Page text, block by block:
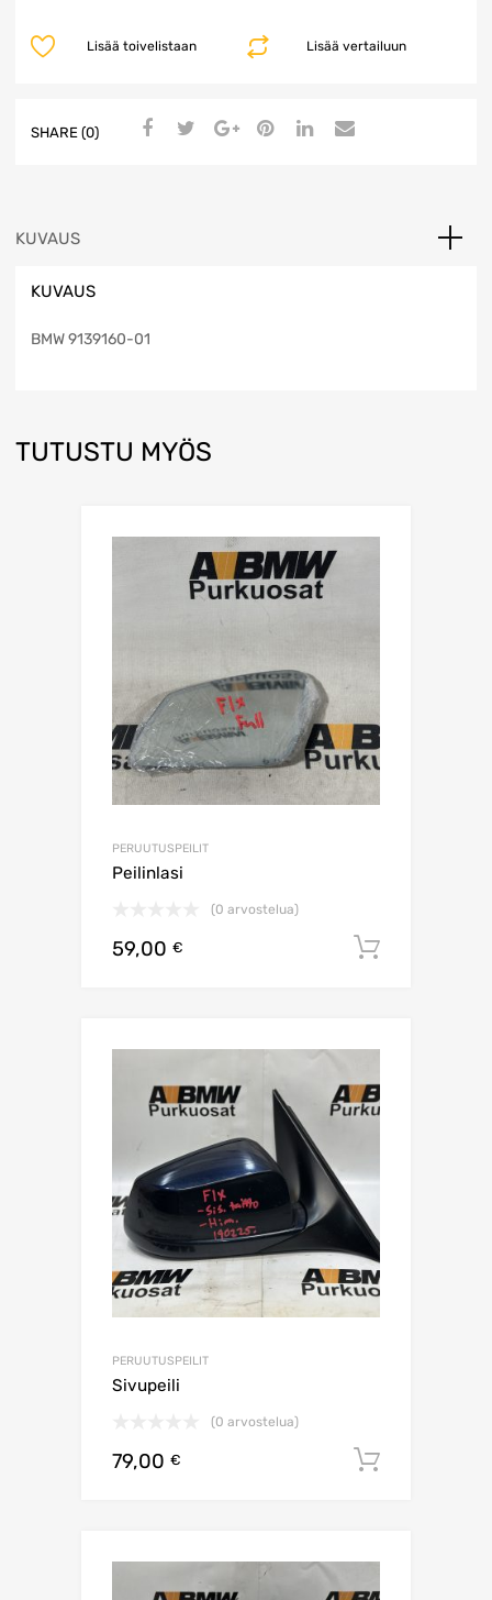
Lisää vertailuun
Lisää toivelistaan
SHARE (0)
KUVAUS
KUVAUS
BMW 9139160-01
TUTUSTU MYÖS
PERUUTUSPEILIT
Peilinlasi
(0 arvostelua)
59,00 €
PERUUTUSPEILIT
Sivupeili
(0 arvostelua)
79,00 €